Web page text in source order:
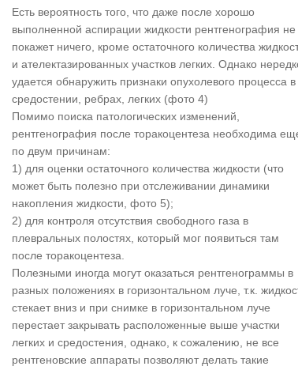
Есть вероятность того, что даже после хорошо
выполненной аспирации жидкости рентгенография не
покажет ничего, кроме остаточного количества
и ателектазированных участков легких. Однако
удается обнаружить признаки опухолевого процесса в
средостении, ребрах, легких (фото 4)
Помимо поиска патологических изменений,
рентгенография после торакоцентеза необходима
по двум причинам:
1) для оценки остаточного количества жидкости (что
может быть полезно при отслеживании динамики
накопления жидкости, фото 5);
2) для контроля отсутствия свободного газа в
плевральных полостях, который мог появиться там
после торакоцентеза.
Полезными иногда могут оказаться рентгенограммы в
разных положениях в горизонтальном луче, т.к.
стекает вниз и при снимке в горизонтальном луче
перестает закрывать расположенные выше участки
легких и средостения, однако, к сожалению, не все
рентгеновские аппараты позволяют делать такие